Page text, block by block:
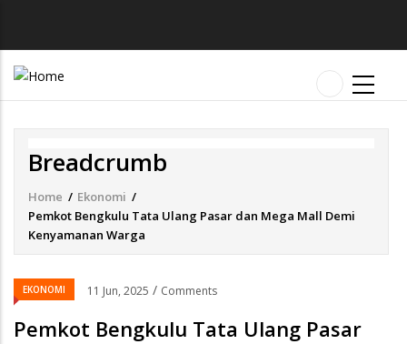
Breadcrumb
Home / Ekonomi /
Pemkot Bengkulu Tata Ulang Pasar dan Mega Mall Demi
Kenyamanan Warga
EKONOMI 11 Jun, 2025 / Comments
Pemkot Bengkulu Tata Ulang Pasar